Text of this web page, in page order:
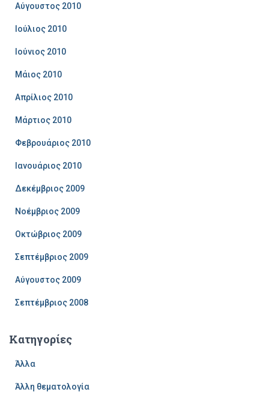
Αύγουστος 2010
Ιούλιος 2010
Ιούνιος 2010
Μάιος 2010
Απρίλιος 2010
Μάρτιος 2010
Φεβρουάριος 2010
Ιανουάριος 2010
Δεκέμβριος 2009
Νοέμβριος 2009
Οκτώβριος 2009
Σεπτέμβριος 2009
Αύγουστος 2009
Σεπτέμβριος 2008
Kατηγορίες
Άλλα
Άλλη θεματολογία